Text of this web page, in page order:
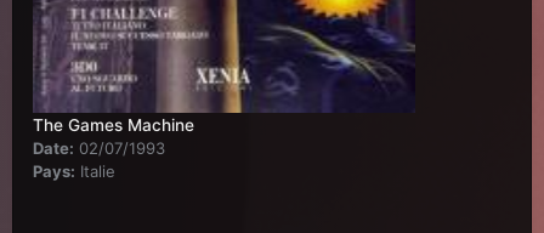
The Games Machine
Date: 02/07/1993
Pays: Italie